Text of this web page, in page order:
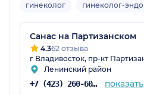
гинеколог гинеколог-
Санас на Партизанском
4.362 отзыва
г Владивосток, пр-кт
Ленинский район
+7 (423) 260-60-60 показать